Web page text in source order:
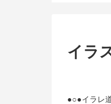
イラ
●○●イラレ